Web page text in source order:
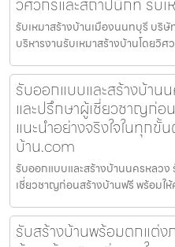
รับเหมาสร้างบ้านเมืองนนทบุรี บริ
บริหารงานรับเหมาสร้างบ้านโดยวิ
รับออกแบบและสร้างบ้าน
และปรึกษาผู้เชี่ยวชาญก่อ
แนะนำอย่างจริงใจในทุกขั้
บ้าน.com
รับออกแบบและสร้างบ้านนครหลวง
เชี่ยวชาญก่อนสร้างบ้านฟรี พร้อมใ
รับสร้างบ้านพร้อมตกแต่ง